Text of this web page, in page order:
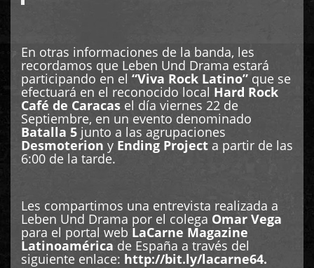
En otras informaciones de la banda, les
recordamos que Leben Und Drama estará
participando en el “Viva Rock Latino” que se
efectuará en el reconocido local Hard Rock
Café de Caracas el día viernes 22 de
Septiembre, en un evento denominado
Batalla 5 junto a las agrupaciones
Desmoterion y Ending Project a partir de las
6:00 de la tarde.
Les compartimos una entrevista realizada a
Leben Und Drama por el colega Omar Vega
para el portal web LaCarne Magazine
Latinoamérica de España a través del
siguiente enlace: http://bit.ly/lacarne64.